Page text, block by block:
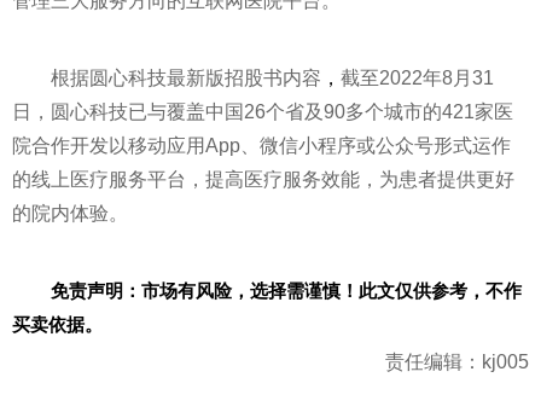
根据圆心科技最新版招股书内容 ， 截至2022年8月31
日，圆心科技已与覆盖中国26个省及90多个城市的421家医
院合作开发以移动应用App、 微信小程序或公众号形式运作
的线上医疗服务平台，提高医疗服务效能，为患者提供更好
的院内体验。
免责声明：市场有风险，选择需谨慎！此文仅供参考，不作
买卖依据。
责任编辑：kj005